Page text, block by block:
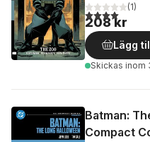
4,0utav 5(1)
208 kr
Lägg
Skickas inom
Batman:
Compact